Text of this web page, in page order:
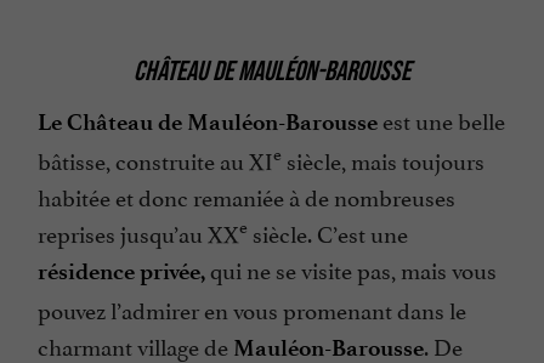
CHÂTEAU DE MAULÉON-BAROUSSE
Le Château de Mauléon-Barousse est une belle
bâtisse, construite au XIe siècle, mais toujours
habitée et donc remaniée à de nombreuses
reprises jusqu’au XXe siècle. C’est une
résidence privée,qui ne se visite pas, mais vous
pouvez l’admirer en vous promenant dans le
charmant village de Mauléon-Barousse. De